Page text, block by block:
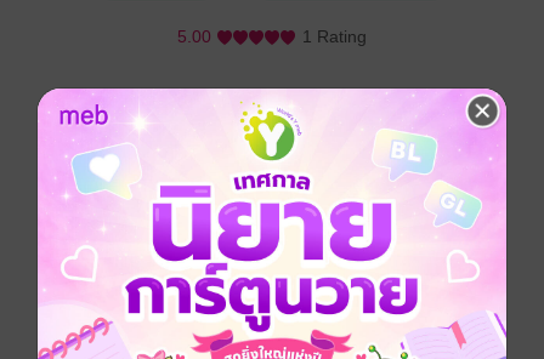
5.00 1 Rating
อยากได้ ซื้อเป็นของขวัญ แชร์
ดาว ตัดสินใจกลับมายังบ้านเกิดที่ไม่ได้มาเยือนนับสิบปี
ด้วยเหตุจำเป็นและการสืบหาความจริงบางอย่างเกี่ยวกับ
พ่อและแม่ของเธอ
ก่อนจะมี "บุคคลปริศนา" มาเคาะประตูบ้าน พร้อมความ